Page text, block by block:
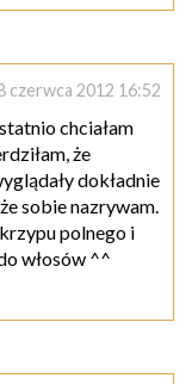
czerwca 2012 16:52
chciałam
że
dokładnie
sobie nazrywam.
polnego i
włosów ^^